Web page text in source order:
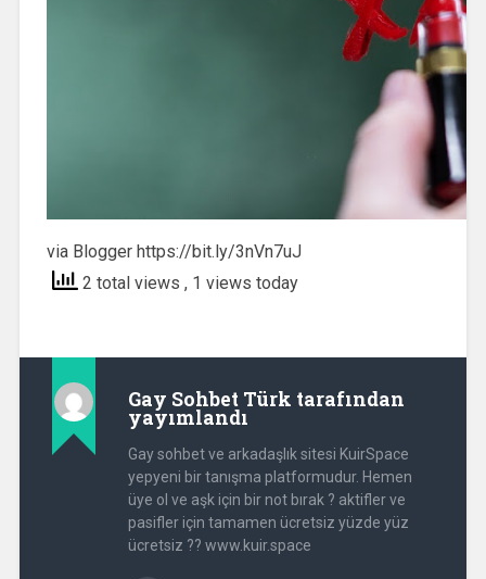
via Blogger https://bit.ly/3nVn7uJ
2 total views , 1 views today
Gay Sohbet Türk tarafından
yayımlandı
Gay sohbet ve arkadaşlık sitesi KuirSpace
yepyeni bir tanışma platformudur. Hemen
üye ol ve aşk için bir not bırak ? aktifler ve
pasifler için tamamen ücretsiz yüzde yüz
ücretsiz ?? www.kuir.space